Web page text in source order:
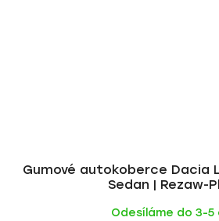
Gumové autokoberce Dacia
Sedan | Rezaw-
Odesíláme do 3-5